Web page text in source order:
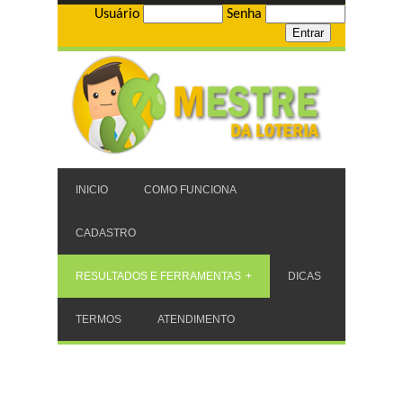
Usuário Senha
INICIO COMO FUNCIONA
CADASTRO
RESULTADOS E FERRAMENTAS DICAS
TERMOS ATENDIMENTO